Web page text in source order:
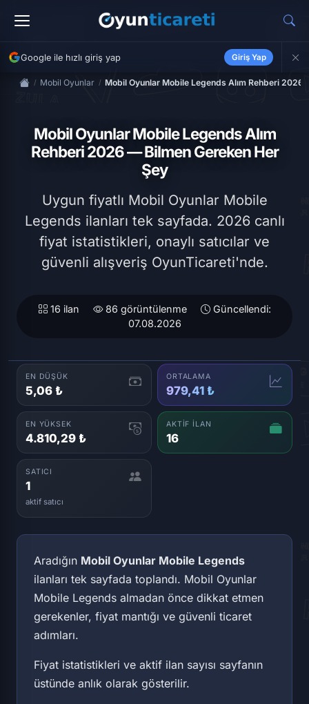
Google ile hızlı giriş yap Giriş Yap
Mobil Oyunlar Mobil Oyunlar Mobile Legends Alım Rehberi 2026
Mobil Oyunlar Mobile Legends Alım
Rehberi 2026 — Bilmen Gereken Her
Şey
Uygun fiyatlı Mobil Oyunlar Mobile
Legends ilanları tek sayfada. 2026 canlı
fiyat istatistikleri, onaylı satıcılar ve
güvenli alışveriş OyunTicareti'nde.
16 ilan 86 görüntülenme
Güncellendi:
07.08.2026
EN DÜŞÜK
5,06 ₺
ORTALAMA
979,41 ₺
EN YÜKSEK
4.810,29 ₺
AKTIF İLAN
16
SATICI
1
aktif satıcı
Aradığın Mobil Oyunlar Mobile Legends
ilanları tek sayfada toplandı. Mobil Oyunlar
Mobile Legends almadan önce dikkat etmen
gerekenler, fiyat mantığı ve güvenli ticaret
adımları.
Fiyat istatistikleri ve aktif ilan sayısı sayfanın
üstünde anlık olarak gösterilir.